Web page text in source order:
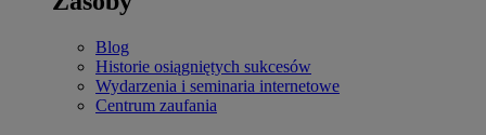
Blog
Historie osiągniętych sukcesów
Wydarzenia i seminaria internetowe
Centrum zaufania